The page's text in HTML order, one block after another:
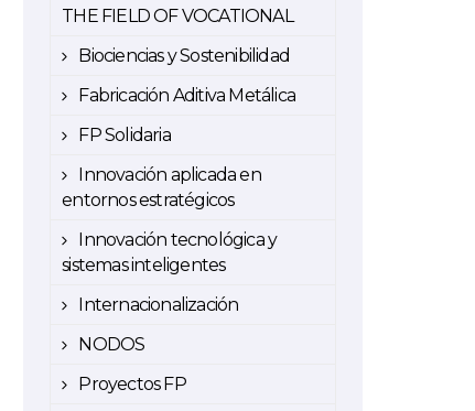
THE FIELD OF VOCATIONAL
Biociencias y Sostenibilidad
Fabricación Aditiva Metálica
FP Solidaria
Innovación aplicada en
entornos estratégicos
Innovación tecnológica y
sistemas inteligentes
Internacionalización
NODOS
Proyectos FP